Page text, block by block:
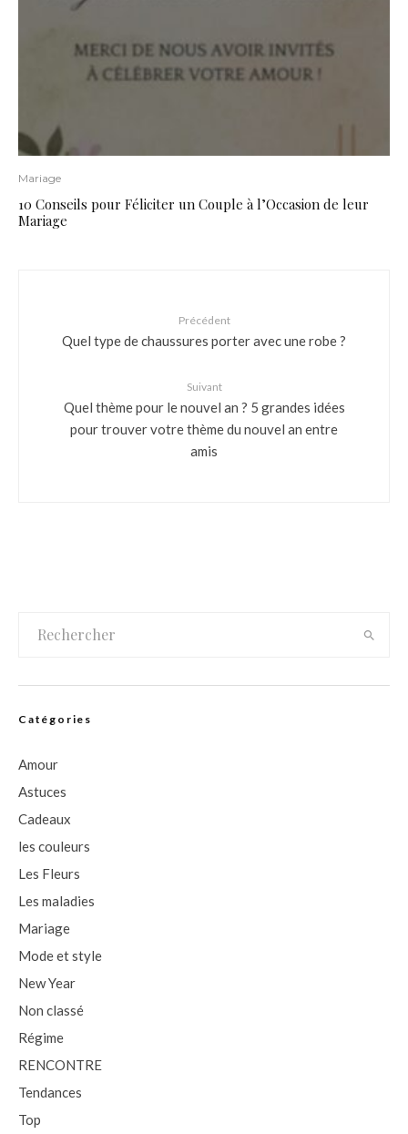
Mariage
10 Conseils pour Féliciter un Couple à l’Occasion de leur
Mariage
Précédent
Quel type de chaussures porter avec une robe ?
Suivant
Quel thème pour le nouvel an ? 5 grandes idées
pour trouver votre thème du nouvel an entre
amis
Catégories
Amour
Astuces
Cadeaux
les couleurs
Les Fleurs
Les maladies
Mariage
Mode et style
New Year
Non classé
Régime
RENCONTRE
Tendances
Top